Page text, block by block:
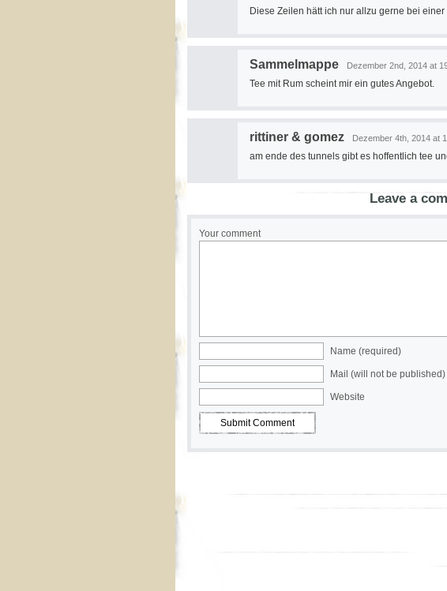
Diese Zeilen hätt ich nur allzu gerne bei
Sammelmappe Dezember 2nd, 2014 at
Tee mit Rum scheint mir ein gutes Angebot.
rittiner & gomez Dezember 4th, 2014 at
am ende des tunnels gibt es hoffentlich tee
Leave a
Your comment
Name (required)
Mail (will not be
Website